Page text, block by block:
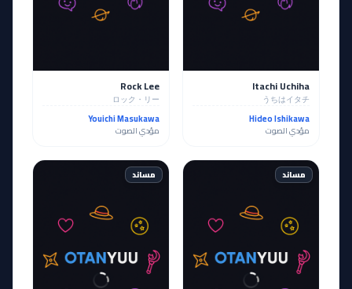
Itachi Uchiha
うちはイタチ
Hideo Ishikawa
مؤدي الصوت
Rock Lee
ロック・リー
Youichi Masukawa
مؤدي الصوت
مساند مساند